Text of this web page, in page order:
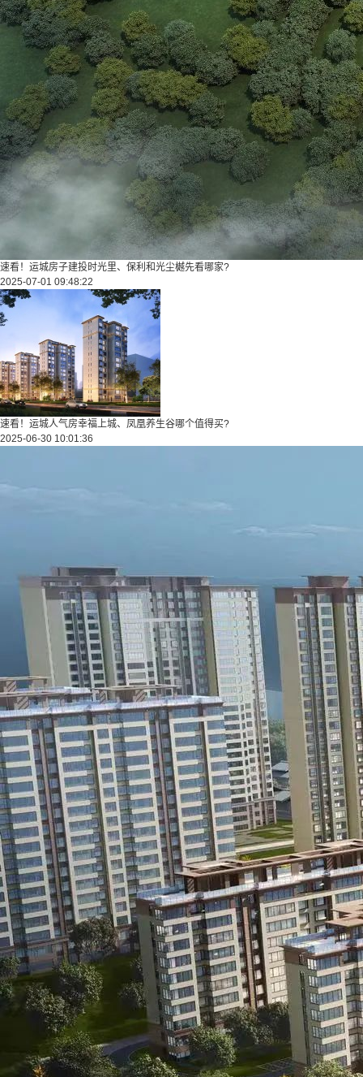
速看！运城房子建投时光里、保利和光尘樾先看哪家?
2025-07-01 09:48:22
速看！运城人气房幸福上城、凤凰养生谷哪个值得买?
2025-06-30 10:01:36